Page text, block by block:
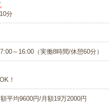
分
～16:00（実働8時間/休憩60分）
！
平均9600円/月額19万2000円